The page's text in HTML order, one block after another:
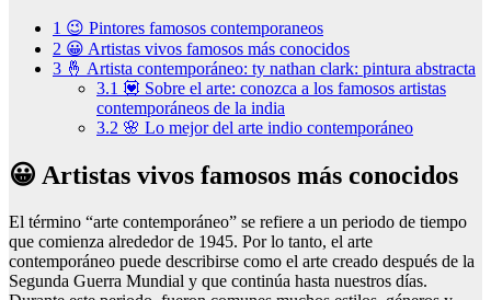
1 😉 Pintores famosos contemporaneos
2 😀 Artistas vivos famosos más conocidos
3 🤞 Artista contemporáneo: ty nathan clark: pintura abstracta
3.1 💟 Sobre el arte: conozca a los famosos artistas
contemporáneos de la india
3.2 🌸 Lo mejor del arte indio contemporáneo
😀 Artistas vivos famosos más conocidos
El término “arte contemporáneo” se refiere a un periodo de tiempo
que comienza alrededor de 1945. Por lo tanto, el arte
contemporáneo puede describirse como el arte creado después de la
Segunda Guerra Mundial y que continúa hasta nuestros días.